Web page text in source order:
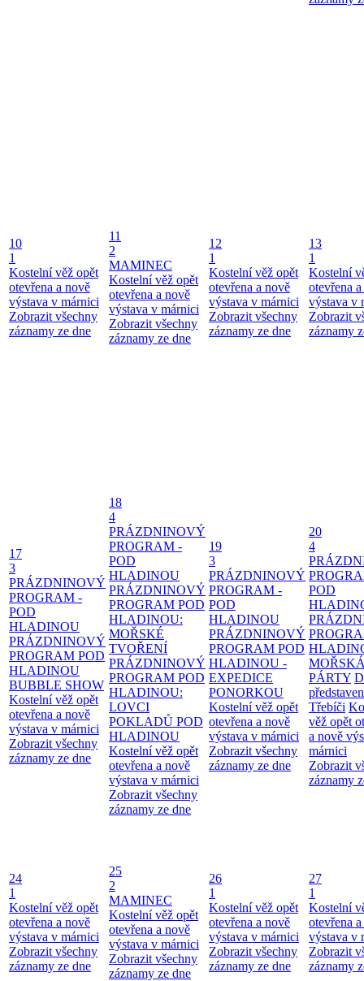
10
1
Kostelní věž opět
otevřena a nově
výstava v márnici
Zobrazit všechny
záznamy ze dne
11
2
MAMINEC
Kostelní věž opět
otevřena a nově
výstava v márnici
Zobrazit všechny
záznamy ze dne
12
1
Kostelní věž opět
otevřena a nově
výstava v márnici
Zobrazit všechny
záznamy ze dne
13
1
Kostelní
otevřena
výstava v
Zobrazit
záznamy
17
3
PRÁZDNINOVÝ
PROGRAM -
POD
HLADINOU
PRÁZDNINOVÝ
PROGRAM POD
HLADINOU
BUBBLE SHOW
Kostelní věž opět
otevřena a nově
výstava v márnici
Zobrazit všechny
záznamy ze dne
18
4
PRÁZDNINOVÝ
PROGRAM -
POD
HLADINOU
PRÁZDNINOVÝ
PROGRAM POD
HLADINOU:
MOŘSKÉ
TVOŘENÍ
PRÁZDNINOVÝ
PROGRAM POD
HLADINOU:
LOVCI
POKLADŮ POD
HLADINOU
Kostelní věž opět
otevřena a nově
výstava v márnici
Zobrazit všechny
záznamy ze dne
19
3
PRÁZDNINOVÝ
PROGRAM -
POD
HLADINOU
PRÁZDNINOVÝ
PROGRAM POD
HLADINOU -
EXPEDICE
PONORKOU
Kostelní věž opět
otevřena a nově
výstava v márnici
Zobrazit všechny
záznamy ze dne
20
4
POD
PÁRTY
Třebíči
věž opět
a nově
márnici
Zobrazit
záznamy
24
1
Kostelní věž opět
otevřena a nově
výstava v márnici
Zobrazit všechny
záznamy ze dne
25
2
MAMINEC
Kostelní věž opět
otevřena a nově
výstava v márnici
Zobrazit všechny
záznamy ze dne
26
1
Kostelní věž opět
otevřena a nově
výstava v márnici
Zobrazit všechny
záznamy ze dne
27
1
Kostelní
otevřena
výstava v
Zobrazit
záznamy